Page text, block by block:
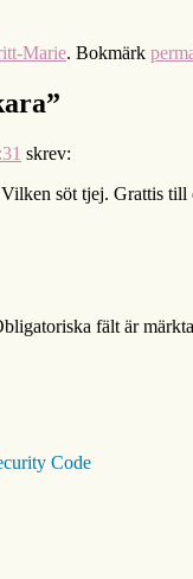
Marie. Bokmärk
”
skrev:
söt tjej. Grattis
fält är märkta
Code